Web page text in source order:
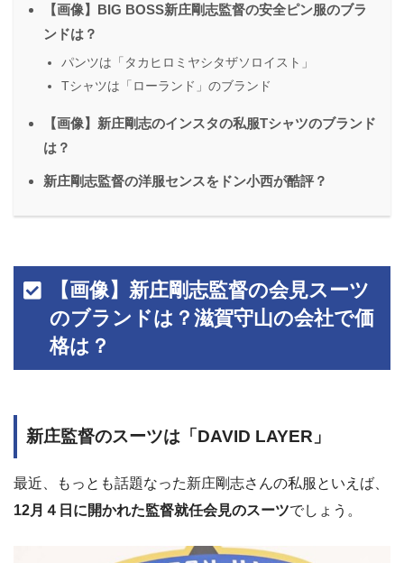
【画像】BIG BOSS新庄剛志監督の安全ピン服のブラ
ンドは？
パンツは「タカヒロミヤシタザソロイスト」
Tシャツは「ローランド」のブランド
【画像】新庄剛志のインスタの私服Tシャツのブランド
は？
新庄剛志監督の洋服センスをドン小西が酷評？
【画像】新庄剛志監督の会見スーツ
のブランドは？滋賀守山の会社で価
格は？
新庄監督のスーツは「DAVID LAYER」
最近、もっとも話題なった新庄剛志さんの私服といえば、
12月４日に開かれた監督就任会見のスーツでしょう。